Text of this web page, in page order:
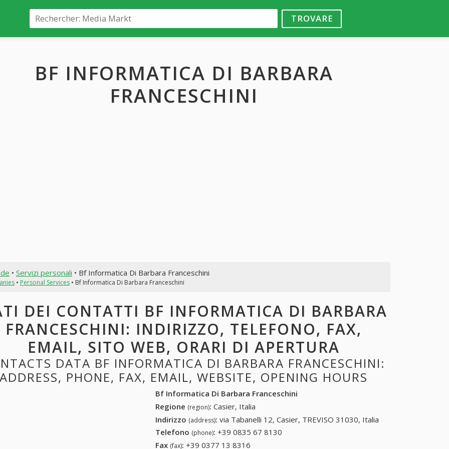
TROVARE
BF INFORMATICA DI BARBARA
FRANCESCHINI
• Servizi personali • Bf Informatica Di Barbara Franceschini
• Personal Services• Bf Informatica Di Barbara Franceschini
DEI CONTATTI BF INFORMATICA DI BARBARA
FRANCESCHINI: INDIRIZZO, TELEFONO, FAX,
EMAIL, SITO WEB, ORARI DI APERTURA
DATA BF INFORMATICA DI BARBARA FRANCESCHINI:
ADDRESS, PHONE, FAX, EMAIL, WEBSITE, OPENING HOURS
Bf Informatica Di Barbara Franceschini
Regione (region): Casier, Italia
Indirizzo (address): via Tabanelli 12, Casier, TREVISO 31030, Italia
Telefono (phone): +39 0835 67 8130
Fax (fax): +39 0377 13 8316